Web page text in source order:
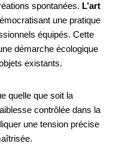
spontanées. L’art
une pratique
équipés. Cette
démarche écologique
existants.
quelle que soit la
contrôlée dans la
une tension précise